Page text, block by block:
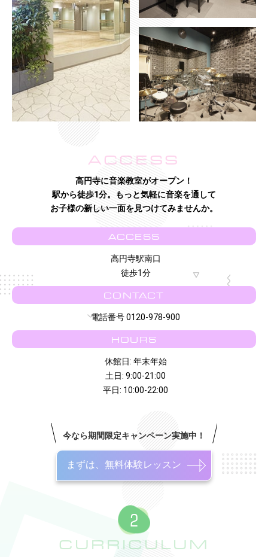
ACCESS
高円寺に音楽教室がオープン！
駅から徒歩1分。もっと気軽に音楽を通して
お子様の新しい一面を見つけてみませんか。
ACCESS
高円寺駅南口
徒歩1分
CONTACT
電話番号 0120-978-900
HOURS
休館日: 年末年始
土日: 9:00-21:00
平日: 10:00-22:00
今なら期間限定キャンペーン実施中！
まずは、無料体験レッスン
CURRICULUM